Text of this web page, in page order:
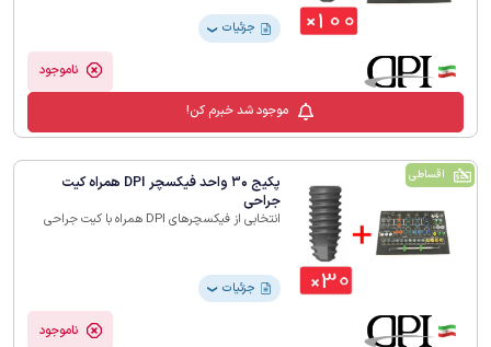
جزئیات ❯
ناموجود
موجود شد خبرم کن!
اقساطی
پکیج 30 واحد فیکسچر DPI همراه کیت
جراحی
انتخابی از فیکسچرهای DPI همراه با کیت جراحی
جزئیات ❯
ناموجود